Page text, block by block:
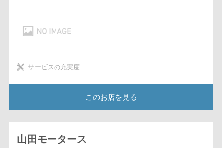
サービスの充実度
このお店を見る
山田モータース